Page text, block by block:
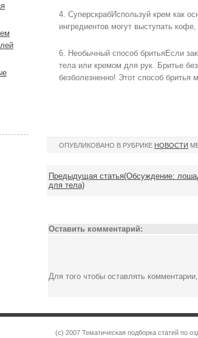
4. СуперскрабИспользуй крем как
ингредиентов могут выступать
6. Необычный способ бритьяЕсли
тела или кремом для рук. Бритье
безболезненно! Этот способ бритья
ОПУБЛИКОВАНО В РУБРИКЕ НОВОСТИ
Предыдущая статья(Обсуждение:
для тела)
Оставить комментарий:
Для того чтобы оставлять
(c) 2007 Тематическая подборка статей по